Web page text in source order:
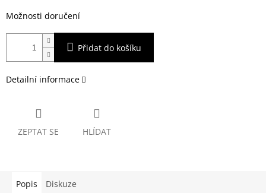
Možnosti doručení
Přidat do košíku
Detailní informace
ZEPTAT SE HLÍDAT
Popis Diskuze